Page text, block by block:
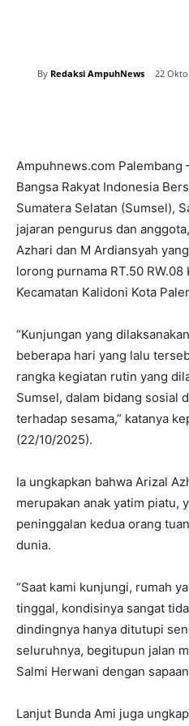
By Redaksi AmpuhNews 22
Ampuhnews.com Palembang
Bangsa Rakyat Indonesia
Sumatera Selatan (Sumsel),
jajaran pengurus dan
Azhari dan M Ardiansyah
lorong purnama RT.50
Kecamatan Kalidoni Kota
“Kunjungan yang
beberapa hari yang lalu
rangka kegiatan rutin yang
Sumsel, dalam bidang sosial
terhadap sesama,” katanya
(22/10/2025).
Ia ungkapkan bahwa Arizal
merupakan anak yatim piatu,
peninggalan kedua orang
dunia.
“Saat kami kunjungi, rumah
tinggal, kondisinya sangat
dindingnya hanya ditutupi
seluruhnya, begitupun jalan
Salmi Herwani dengan
Lanjut Bunda Ami juga